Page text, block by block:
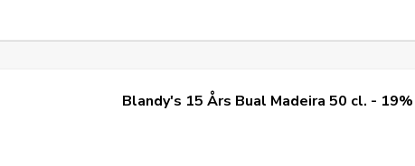
Blandy's 15 Års Bual Madeira 50 cl. - 19%